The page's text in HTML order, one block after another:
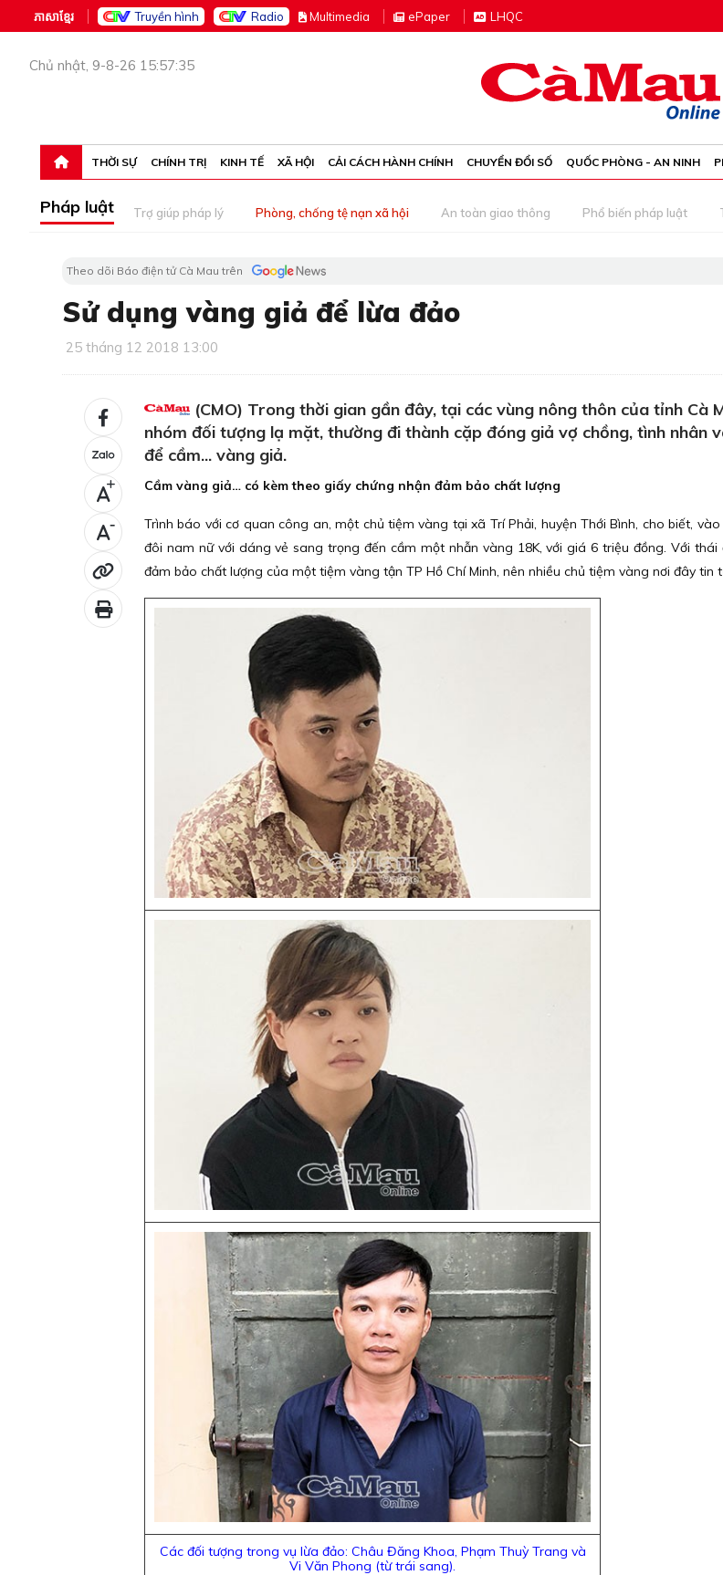
ភាសាខ្មែរ Truyền hình Radio Multimedia ePaper LHQC
Chủ nhật, 9-8-26 15:57:35
THỜI SỰ CHÍNH TRỊ KINH TẾ XÃ HỘI CẢI CÁCH HÀNH CHÍNH CHUYỂN ĐỔI SỐ QUỐC PHÒNG - AN NINH
Pháp luật Trợ giúp pháp lý Phòng, chống tệ nạn xã hội An toàn giao thông Phổ biến pháp luật
Theo dõi Báo điện tử Cà Mau trên
Sử dụng vàng giả để lừa đảo
25 tháng 12 2018 13:00
+
-
(CMO) Trong thời gian gần đây, tại các vùng nông thôn của tỉnh Cà
nhóm đối tượng lạ mặt, thường đi thành cặp đóng giả vợ chồng, tình nhân
để cầm... vàng giả.
Cầm vàng giả… có kèm theo giấy chứng nhận đảm bảo chất lượng
Trình báo với cơ quan công an, một chủ tiệm vàng tại xã Trí Phải, huyện Thới Bình, cho biết,
đôi nam nữ với dáng vẻ sang trọng đến cầm một nhẫn vàng 18K, với giá 6 triệu đồng. Với
đảm bảo chất lượng của một tiệm vàng tận TP Hồ Chí Minh, nên nhiều chủ tiệm vàng nơi đây tin
Các đối tượng trong vụ lừa đảo: Châu Đăng Khoa, Phạm Thuỳ Trang và
Vi Văn Phong (từ trái sang).